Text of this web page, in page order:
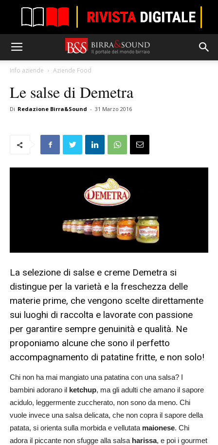
Info aziende Aziende Food
Le salse di Demetra
Di Redazione Birra&Sound - 31 Marzo 2016
La selezione di salse e creme Demetra si
distingue per la varietà e la freschezza delle
materie prime, che vengono scelte direttamente
sui luoghi di raccolta e lavorate con passione
per garantire sempre genuinità e qualità. Ne
proponiamo alcune che sono il perfetto
accompagnamento di patatine fritte, e non solo!
Chi non ha mai mangiato una patatina con una salsa? I
bambini adorano il ketchup, ma gli adulti che amano il sapore
acidulo, leggermente zuccherato, non sono da meno. Chi
vuole invece una salsa delicata, che non copra il sapore della
patata, si orienta sulla morbida e vellutata maionese. Chi
adora il piccante non sfugge alla salsa harissa, e poi i gourmet